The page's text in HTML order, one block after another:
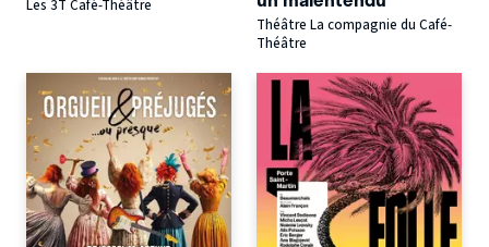
Les 3T Café-Théâtre
Théâtre La compagnie du Café-
Théâtre